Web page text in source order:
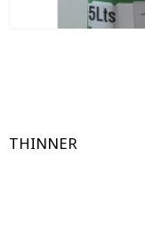
THINNER